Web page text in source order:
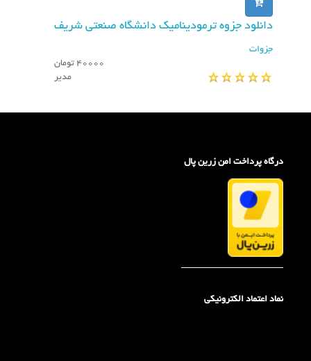
دانلود جزوه ترمودینامیک دانشگاه صنعتی شریف
جزوات
40000 تومان
مدیر
درگاه پرداخت امن زرین پال
_____________________
نماد اعتماد الکترونیکی